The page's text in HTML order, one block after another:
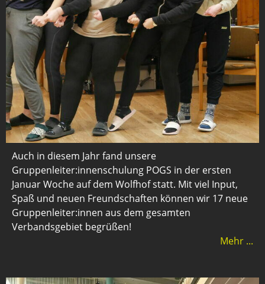
Auch in diesem Jahr fand unsere
Gruppenleiter:innenschulung POGS in der ersten
Januar Woche auf dem Wolfhof statt. Mit viel Input,
Spaß und neuen Freundschaften können wir 17 neue
Gruppenleiter:innen aus dem gesamten
Verbandsgebiet begrüßen!
Mehr ...